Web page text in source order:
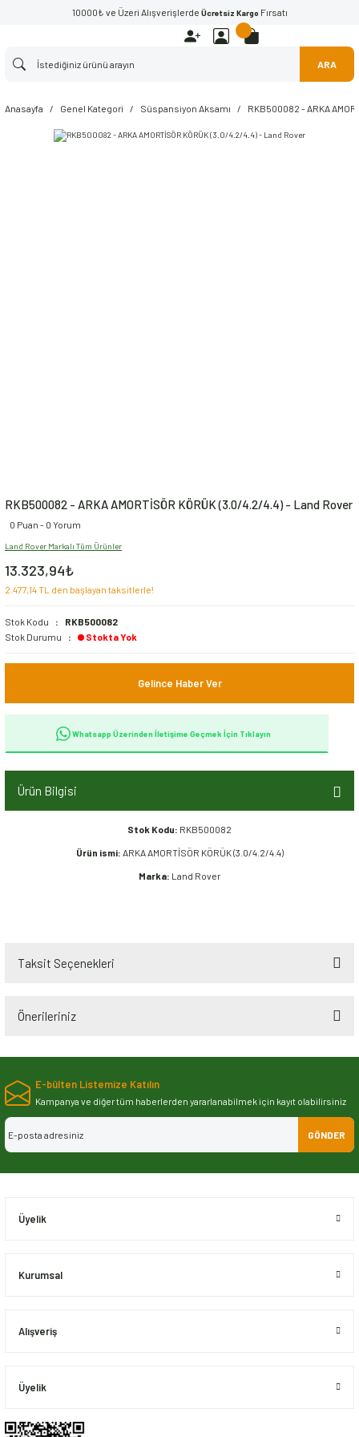
10000₺ ve Üzeri Alışverişlerde Ücretsiz Kargo Fırsatı
ARA
Anasayfa Genel Kategori Süspansiyon Aksamı RKB500082 - ARKA
RKB500082 - ARKA AMORTİSÖR KÖRÜK (3.0/4.2/4.4) - Land Rover
0 Puan - 0 Yorum
Land Rover Markalı Tüm Ürünler
13.323,94₺
2.477,14 TL den başlayan taksitlerle!
Stok Kodu
RKB500082
Stok Durumu
Stokta Yok
Gelince Haber Ver
Whatsapp Üzerinden İletişime Geçmek İçin Tıklayın
Ürün Bilgisi
Stok Kodu: RKB500082
Ürün ismi: ARKA AMORTİSÖR KÖRÜK (3.0/4.2/4.4)
Marka: Land Rover
Taksit Seçenekleri
Önerileriniz
Bu ürünün fiyat bilgisi, resim, ürün açıklamalarında ve diğer konularda
iletebilirsiniz.
Görüş ve önerileriniz için teşekkür ederiz.
Ürün resmi kalitesiz, bozuk veya görüntülenemiyor.
E-bülten Listemize Katılın
Kampanya ve diğer tüm haberlerden yararlanabilmek için kayıt olabilirsiniz
GÖNDER
Üyelik
Kurumsal
Alışveriş
Üyelik